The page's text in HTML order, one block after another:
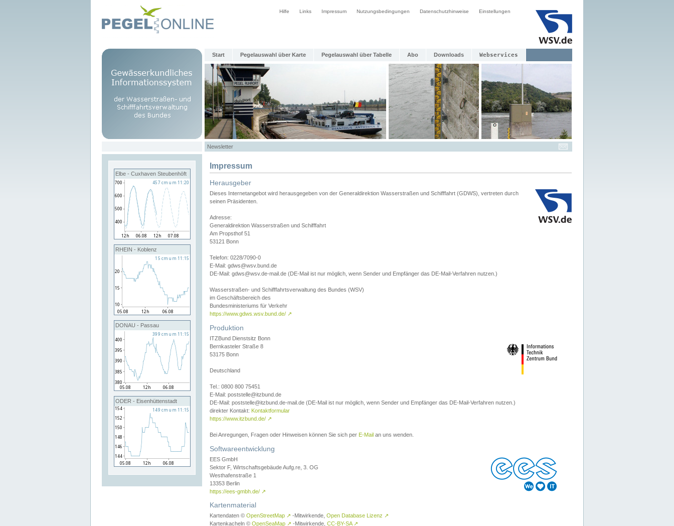
Hilfe Links Impressum Nutzungsbedingungen Datenschutzhinweise Einstellungen
Start Pegelauswahl über Karte Pegelauswahl über Tabelle Abo Downloads Webservices
Newsletter
Elbe - Cuxhaven Steubenhöft
RHEIN - Koblenz
DONAU - Passau
ODER - Eisenhüttenstadt
Impressum
Herausgeber
Dieses Internetangebot wird herausgegeben von der Generaldirektion Wasserstraßen und Schifffahrt (GDWS), vertreten durch
seinen Präsidenten.
Adresse:
Generaldirektion Wasserstraßen und Schifffahrt
Am Propsthof 51
53121 Bonn
Telefon: 0228/7090-0
E-Mail: gdws@wsv.bund.de
DE-Mail: gdws@wsv.de-mail.de (DE-Mail ist nur möglich, wenn Sender und Empfänger das DE-Mail-Verfahren nutzen.)
Wasserstraßen- und Schifffahrtsverwaltung des Bundes (WSV)
im Geschäftsbereich des
Bundesministeriums für Verkehr
https://www.gdws.wsv.bund.de/ ↗
Produktion
ITZBund Dienstsitz Bonn
Bernkasteler Straße 8
53175 Bonn
Deutschland
Tel.: 0800 800 75451
E-Mail: poststelle@itzbund.de
DE-Mail: poststelle@itzbund.de-mail.de (DE-Mail ist nur möglich, wenn Sender und Empfänger das DE-Mail-Verfahren nutzen.)
direkter Kontakt: Kontaktformular
https://www.itzbund.de/ ↗
Bei Anregungen, Fragen oder Hinweisen können Sie sich per E-Mail an uns wenden.
Softwareentwicklung
EES GmbH
Sektor F, Wirtschaftsgebäude Aufg.re, 3. OG
Westhafenstraße 1
13353 Berlin
https://ees-gmbh.de/ ↗
Kartenmaterial
Kartendaten © OpenStreetMap ↗ -Mitwirkende, Open Database Lizenz ↗
Kartenkacheln © OpenSeaMap ↗ -Mitwirkende, CC-BY-SA ↗